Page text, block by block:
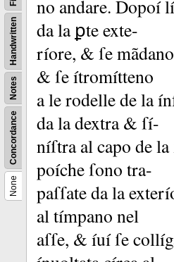
None
Concordance
Notes
Handwritten
no andare. Dopoí
da la ꝑte exte-
ríore, & ſe
& ſe ítromítteno
a le rodelle de la
da la dextra & ſí-
níſtra al capo de
poíche ſono tra-
paſſate da la
al tímpano nel
aſſe, & íuí ſe